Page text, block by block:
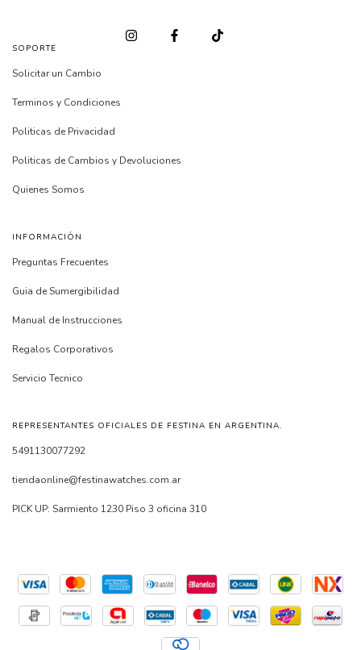
SOPORTE
Solicitar un Cambio
Terminos y Condiciones
Politicas de Privacidad
Politicas de Cambios y Devoluciones
Quienes Somos
INFORMACIÓN
Preguntas Frecuentes
Guia de Sumergibilidad
Manual de Instrucciones
Regalos Corporativos
Servicio Tecnico
REPRESENTANTES OFICIALES DE FESTINA EN ARGENTINA.
5491130077292
tiendaonline@festinawatches.com.ar
PICK UP: Sarmiento 1230 Piso 3 oficina 310